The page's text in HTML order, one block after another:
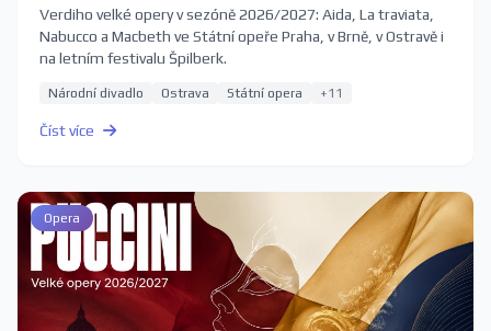
Verdiho velké opery v sezóně 2026/2027: Aida, La traviata,
Nabucco a Macbeth ve Státní opeře Praha, v Brně, v Ostravě i
na letním festivalu Špilberk.
Národní divadlo Ostrava Státní opera +11
Číst více
Opera